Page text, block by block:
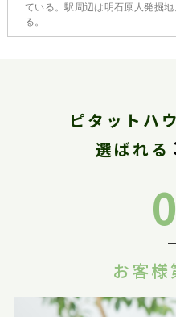
ている。駅周辺は明石原人発掘
る。
ピタットハ
選ばれる
お客様